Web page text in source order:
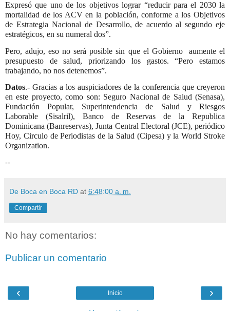
Expresó que uno de los objetivos lograr “reducir para el 2030 la
mortalidad de los ACV en la población, conforme a los Objetivos
de Estrategia Nacional de Desarrollo, de acuerdo al segundo eje
estratégicos, en su numeral dos”.
Pero, adujo, eso no será posible sin que el Gobierno aumente el
presupuesto de salud, priorizando los gastos. “Pero estamos
trabajando, no nos detenemos”.
Datos.- Gracias a los auspiciadores de la conferencia que creyeron
en este proyecto, como son: Seguro Nacional de Salud (Senasa),
Fundación Popular, Superintendencia de Salud y Riesgos
Laborable (Sisalril), Banco de Reservas de la Republica
Dominicana (Banreservas), Junta Central Electoral (JCE), periódico
Hoy, Circulo de Periodistas de la Salud (Cipesa) y la World Stroke
Organization.
--
De Boca en Boca RD at 6:48:00 a. m.
Compartir
No hay comentarios:
Publicar un comentario
‹ ›
Inicio